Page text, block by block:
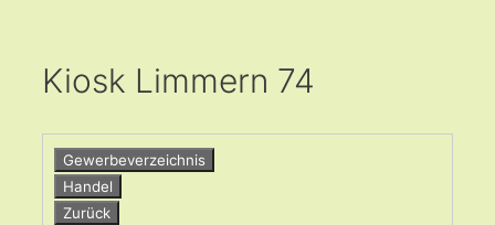
Kiosk Limmern 74
Gewerbeverzeichnis
Handel
Zurück